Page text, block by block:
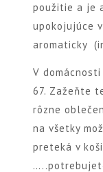
použitie a je
upokojujúce
aromaticky
V domácnosti
67. Zažeňte
rôzne
na všetky
preteká v